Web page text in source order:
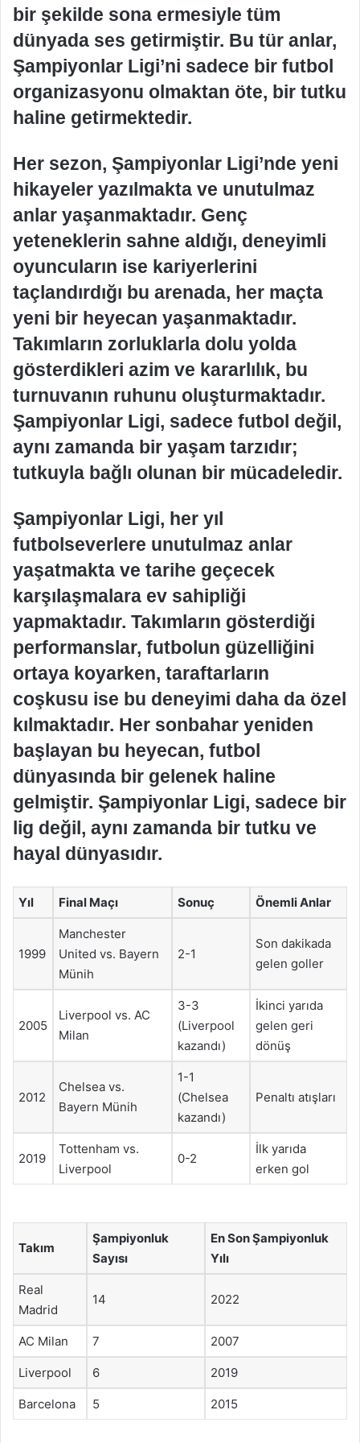
bir şekilde sona ermesiyle tüm
dünyada ses getirmiştir. Bu tür anlar,
Şampiyonlar Ligi’ni sadece bir futbol
organizasyonu olmaktan öte, bir tutku
haline getirmektedir.
Her sezon, Şampiyonlar Ligi’nde yeni
hikayeler yazılmakta ve unutulmaz
anlar yaşanmaktadır. Genç
yeteneklerin sahne aldığı, deneyimli
oyuncuların ise kariyerlerini
taçlandırdığı bu arenada, her maçta
yeni bir heyecan yaşanmaktadır.
Takımların zorluklarla dolu yolda
gösterdikleri azim ve kararlılık, bu
turnuvanın ruhunu oluşturmaktadır.
Şampiyonlar Ligi, sadece futbol değil,
aynı zamanda bir yaşam tarzıdır;
tutkuyla bağlı olunan bir mücadeledir.
Şampiyonlar Ligi, her yıl
futbolseverlere unutulmaz anlar
yaşatmakta ve tarihe geçecek
karşılaşmalara ev sahipliği
yapmaktadır. Takımların gösterdiği
performanslar, futbolun güzelliğini
ortaya koyarken, taraftarların
coşkusu ise bu deneyimi daha da özel
kılmaktadır. Her sonbahar yeniden
başlayan bu heyecan, futbol
dünyasında bir gelenek haline
gelmiştir. Şampiyonlar Ligi, sadece bir
lig değil, aynı zamanda bir tutku ve
hayal dünyasıdır.
Yıl Final Maçı Sonuç Önemli Anlar
1999
Manchester
United vs. Bayern
Münih
2-1
Son dakikada
gelen goller
2005
Liverpool vs. AC
Milan
3-3
(Liverpool
kazandı)
İkinci yarıda
gelen geri
dönüş
2012
Chelsea vs.
Bayern Münih
1-1
(Chelsea
kazandı)
Penaltı atışları
2019
Tottenham vs.
Liverpool
0-2
İlk yarıda
erken gol
Takım
Şampiyonluk
Sayısı
En Son Şampiyonluk
Yılı
Real
Madrid
14 2022
AC Milan 7 2007
Liverpool 6 2019
Barcelona 5 2015